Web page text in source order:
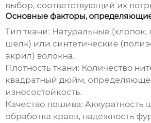
выбор, соответствующий их
Основные факторы,
Тип ткани: Натуральные (хлопок,
шелк) или синтетические
акрил) волокна.
Плотность ткани: Количество
квадратный дюйм,
износостойкость.
Качество пошива: Аккуратность
обработка краев, надежность